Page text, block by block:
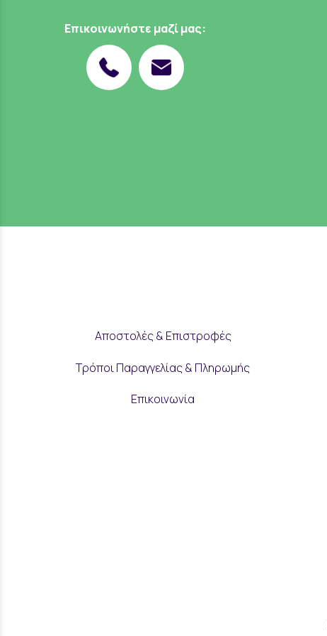
Επικοινωνήστε μαζί μας:
Αποστολές & Επιστροφές
Τρόποι Παραγγελίας & Πληρωμής
Επικοινωνία